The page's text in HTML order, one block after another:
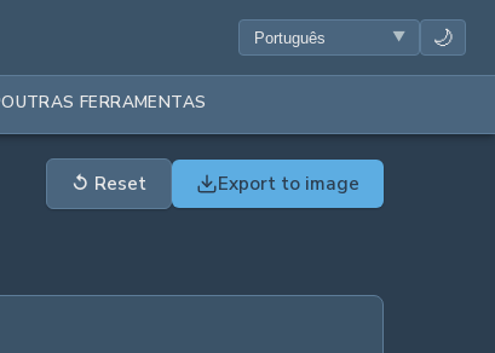
🌙
OUTRAS FERRAMENTAS
↺ Reset Export to image